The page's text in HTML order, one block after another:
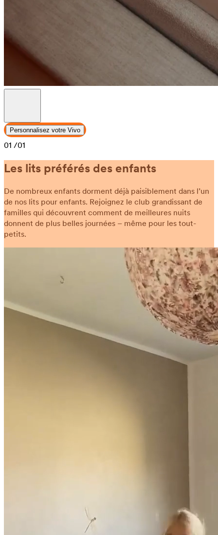
Personnalisez votre Vivo
01 /01
Les lits préférés des enfants
De nombreux enfants dorment déjà paisiblement dans l’un
de nos lits pour enfants. Rejoignez le club grandissant de
familles qui découvrent comment de meilleures nuits
donnent de plus belles journées – même pour les tout-
petits.